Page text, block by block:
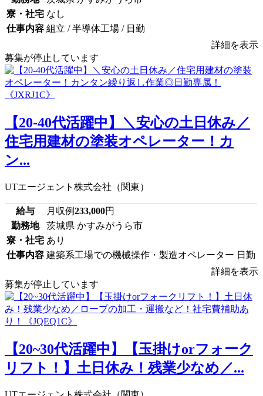
寮・社宅 なし
仕事内容 組立 / 半導体工場 / 日勤
詳細を表示
募集が停止しています
【20-40代活躍中】＼安心の土日休み／
住宅用建材の塗装オペレーター！カ
ン...
UTエージェント株式会社（関東）
給与 月収例233,000円
勤務地
茨城県 かすみがうら市
寮・社宅 あり
仕事内容 建築系工場での機械操作・製造オペレーター 日勤
詳細を表示
募集が停止しています
【20~30代活躍中】【玉掛けorフォーク
リフト！】土日休み！残業少なめ／...